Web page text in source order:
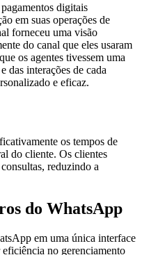
digitais
em suas operações de
forneceu uma visão
do canal que eles usaram
os agentes tivessem uma
das interações de cada
e eficaz.
os tempos de
do cliente. Os clientes
reduzindo a
do WhatsApp
em uma única interface
no gerenciamento